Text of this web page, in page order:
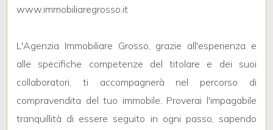
www.immobiliaregrosso.it
L'Agenzia Immobiliare Grosso, grazie all'esperienza e
alle specifiche competenze del titolare e dei suoi
collaboratori, ti accompagnerà nel percorso di
compravendita del tuo immobile. Proverai l'impagabile
tranquillità di essere seguito in ogni passo, sapendo
3